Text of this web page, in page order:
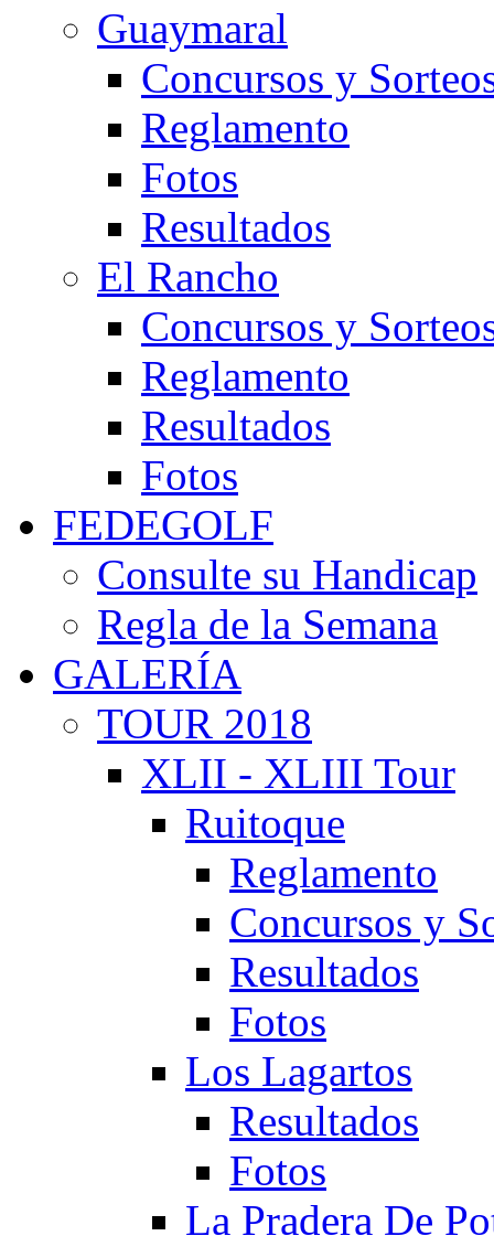
Guaymaral
Concursos y
Reglamento
Fotos
Resultados
El Rancho
Concursos y
Reglamento
Resultados
Fotos
FEDEGOLF
Consulte su Handicap
Regla de la Semana
GALERÍA
TOUR 2018
XLII - XLIII Tour
Ruitoque
Reglamento
Concursos y
Resultados
Fotos
Los Lagartos
Resultados
Fotos
La Pradera De